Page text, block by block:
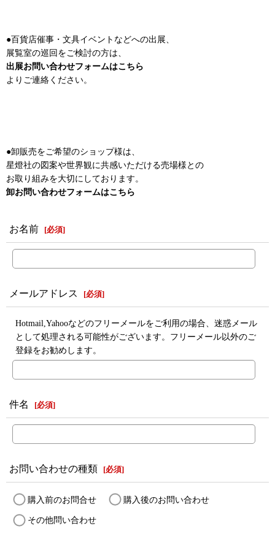
●百貨店催事・文具イベントなどへの出展、
展覧室の巡回をご検討の方は、
出展お問い合わせフォームはこちら
よりご連絡ください。
●卸販売をご希望のショップ様は、
星燈社の図案や世界観に共感いただける売場様との
お取り組みを大切にしております。
卸お問い合わせフォームはこちら
お名前 [必須]
メールアドレス [必須]
Hotmail,Yahooなどのフリーメールをご利用の場合、迷惑メール
として処理される可能性がございます。フリーメール以外のご
登録をお勧めします。
件名 [必須]
お問い合わせの種類 [必須]
購入前のお問合せ 購入後のお問い合わせ
その他問い合わせ